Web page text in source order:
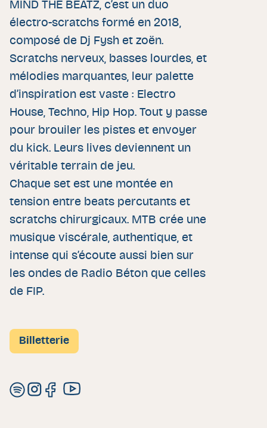
MIND THE BEATZ, c’est un duo
électro-scratchs formé en 2018,
composé de Dj Fysh et zoën.
Scratchs nerveux, basses lourdes, et
mélodies marquantes, leur palette
d’inspiration est vaste : Electro
House, Techno, Hip Hop. Tout y passe
pour brouiler les pistes et envoyer
du kick. Leurs lives deviennent un
véritable terrain de jeu.
Chaque set est une montée en
tension entre beats percutants et
scratchs chirurgicaux. MTB crée une
musique viscérale, authentique, et
intense qui s’écoute aussi bien sur
les ondes de Radio Béton que celles
de FIP.
Billetterie
Spotify de Mind The Beatz
Instagram de Mind The Beatz
Facebook de Mind The Beatz
Youtube de Mind The Beatz